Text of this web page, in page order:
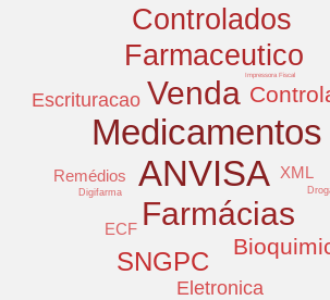
Medicamentos
ANVISA
Venda
Farmácias
Farmaceutico
Controlados
SNGPC
Eletronica
Escrituracao
XML
ECF
Remédios
Digifarma
Impressora Fiscal